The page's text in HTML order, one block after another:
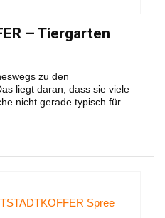
– Tiergarten
zu den
liegt daran, dass sie viele
nicht gerade typisch für